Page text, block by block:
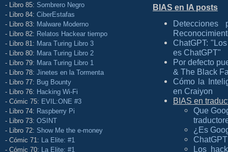
- Libro 85: Sombrero Negro
- Libro 84: CiberEstafas
- Libro 83: Malware Moderno
- Libro 82: Relatos Hackear tiempo
- Libro 81: Mara Turing Libro 3
- Libro 80: Mara Turing Libro 2
- Libro 79: Mara Turing Libro 1
- Libro 78: Jinetes en la Tormenta
- Libro 77: Bug Bounty
- Libro 76: Hacking Wi-Fi
- Cómic 75: EVIL:ONE #3
- Libro 74: Raspberry Pi
- Libro 73: OSINT
- Libro 72: Show Me the e-money
- Cómic 71: La Elite: #1
- Cómic 70: La Elite: #1
BIAS en IA posts
Detecciones
ChatGPT:
es ChatGPT"
Por defecto
& The Black
Cómo la
en Craiyon
BIAS en
Que
¿Es
Los